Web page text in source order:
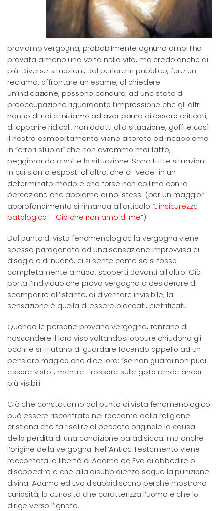
proviamo vergogna, probabilmente ognuno di noi l’ha
provata almeno una volta nella vita, ma credo anche di
più. Diverse situazioni, dal parlare in pubblico, fare un
reclamo, affrontare un esame, al chiedere
un’indicazione, possono condurci ad uno stato di
preoccupazione riguardante l’impressione che gli altri
hanno di noi e iniziamo ad aver paura di essere criticati,
di apparire ridicoli, non adatti alla situazione, goffi e così
il nostro comportamento viene alterato ed incappiamo
in “errori stupidi” che non avremmo mai fatto,
peggiorando a volte la situazione. Sono tutte situazioni
in cui siamo esposti all’altro, che ci “vede” in un
determinato modo e che forse non collima con la
percezione che abbiamo di noi stessi (per un maggior
approfondimento si rimanda all’articolo “L’insicurezza
patologica – Ciò che non amo di me“).
Dal punto di vista fenomenologico la vergogna viene
spesso paragonata ad una sensazione improvvisa di
disagio e di nudità, ci si sente come se si fosse
completamente a nudo, scoperti davanti all’altro. Ciò
porta l’individuo che prova vergogna a desiderare di
scomparire all’istante, di diventare invisibile; la
sensazione è quella di essere bloccati, pietrificati.
Quando le persone provano vergogna, tentano di
nascondere il loro viso voltandosi oppure chiudono gli
occhi e si rifiutano di guardare facendo appello ad un
pensiero magico che dice loro: “se non guardi non puoi
essere visto”, mentre il rossore sulle gote rende ancor
più visibili.
Ciò che constatiamo dal punto di vista fenomenologico
può essere riscontrato nel racconto della religione
cristiana che fa risalire al peccato originale la causa
della perdita di una condizione paradisiaca, ma anche
l’origine della vergogna. Nell’Antico Testamento viene
raccontata la libertà di Adamo ed Eva di obbedire o
disobbedire e che alla disubbidienza segue la punizione
divina. Adamo ed Eva disubbidiscono perché mostrano
curiosità, la curiosità che caratterizza l’uomo e che lo
dirige verso l’ignoto.